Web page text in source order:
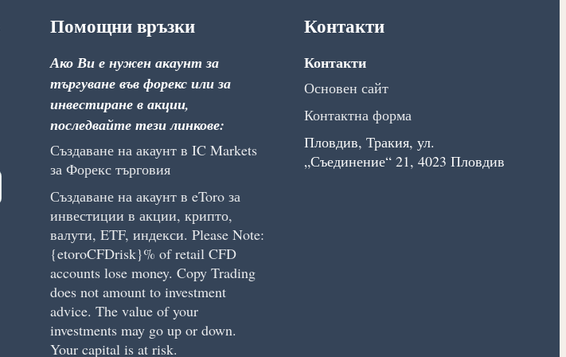
Помощни връзки
Ако Ви е нужен акаунт за
търгуване във форекс или за
инвестиране в акции,
последвайте тези линкове:
Създаване на акаунт в IC Markets
за Форекс търговия
Създаване на акаунт в eToro за
инвестиции в акции, крипто,
валути, ETF, индекси. Please Note:
{etoroCFDrisk}% of retail CFD
accounts lose money. Copy Trading
does not amount to investment
advice. The value of your
investments may go up or down.
Your capital is at risk.
Контакти
Контакти
Основен сайт
Контактна форма
Пловдив, Тракия, ул.
„Съединение“ 21, 4023 Пловдив